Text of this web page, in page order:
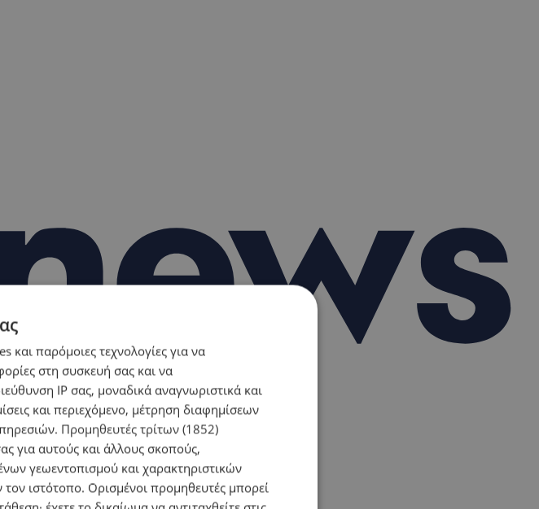
και παρόμοιες τεχνολογίες για να
στη συσκευή σας και να
IP σας, μοναδικά αναγνωριστικά και
και περιεχόμενο, μέτρηση διαφημίσεων
Προμηθευτές τρίτων (1852)
για αυτούς και άλλους σκοπούς,
γεωεντοπισμού και χαρακτηριστικών
ιστότοπο. Ορισμένοι προμηθευτές μπορεί